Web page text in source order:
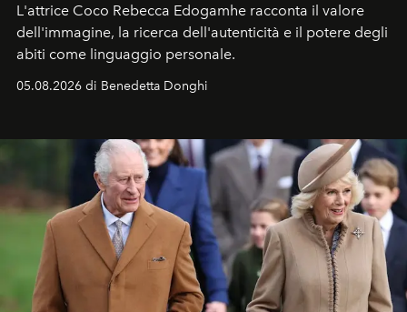
L'attrice Coco Rebecca Edogamhe racconta il valore
dell'immagine, la ricerca dell'autenticità e il potere degli
abiti come linguaggio personale.
05.08.2026 di Benedetta Donghi